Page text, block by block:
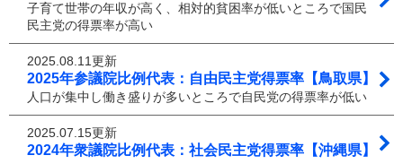
子育て世帯の年収が高く、相対的貧困率が低いところで国民
民主党の得票率が高い
2025.08.11更新
2025年参議院比例代表：自由民主党得票率【鳥取県】
人口が集中し働き盛りが多いところで自民党の得票率が低い
2025.07.15更新
2024年衆議院比例代表：社会民主党得票率【沖縄県】